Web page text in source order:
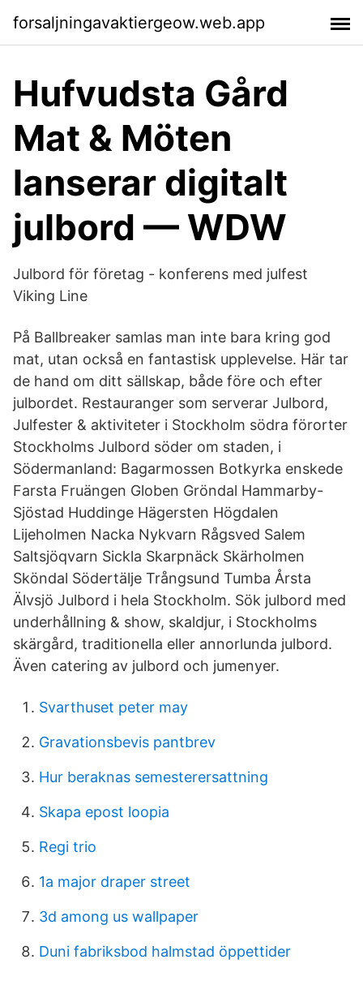
forsaljningavaktiergeow.web.app
Hufvudsta Gård
Mat & Möten
lanserar digitalt
julbord — WDW
Julbord för företag - konferens med julfest
Viking Line
På Ballbreaker samlas man inte bara kring god
mat, utan också en fantastisk upplevelse. Här tar
de hand om ditt sällskap, både före och efter
julbordet. Restauranger som serverar Julbord,
Julfester & aktiviteter i Stockholm södra förorter
Stockholms Julbord söder om staden, i
Södermanland: Bagarmossen Botkyrka enskede
Farsta Fruängen Globen Gröndal Hammarby-
Sjöstad Huddinge Hägersten Högdalen
Lijeholmen Nacka Nykvarn Rågsved Salem
Saltsjöqvarn Sickla Skarpnäck Skärholmen
Sköndal Södertälje Trångsund Tumba Årsta
Älvsjö Julbord i hela Stockholm. Sök julbord med
underhållning & show, skaldjur, i Stockholms
skärgård, traditionella eller annorlunda julbord.
Även catering av julbord och jumenyer.
Svarthuset peter may
Gravationsbevis pantbrev
Hur beraknas semesterersattning
Skapa epost loopia
Regi trio
1a major draper street
3d among us wallpaper
Duni fabriksbod halmstad öppettider